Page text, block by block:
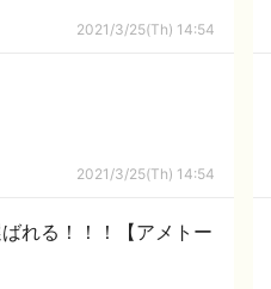
2021/3/25(Th) 14:54
2021/3/25(Th) 14:54
れる！！！【アメトー